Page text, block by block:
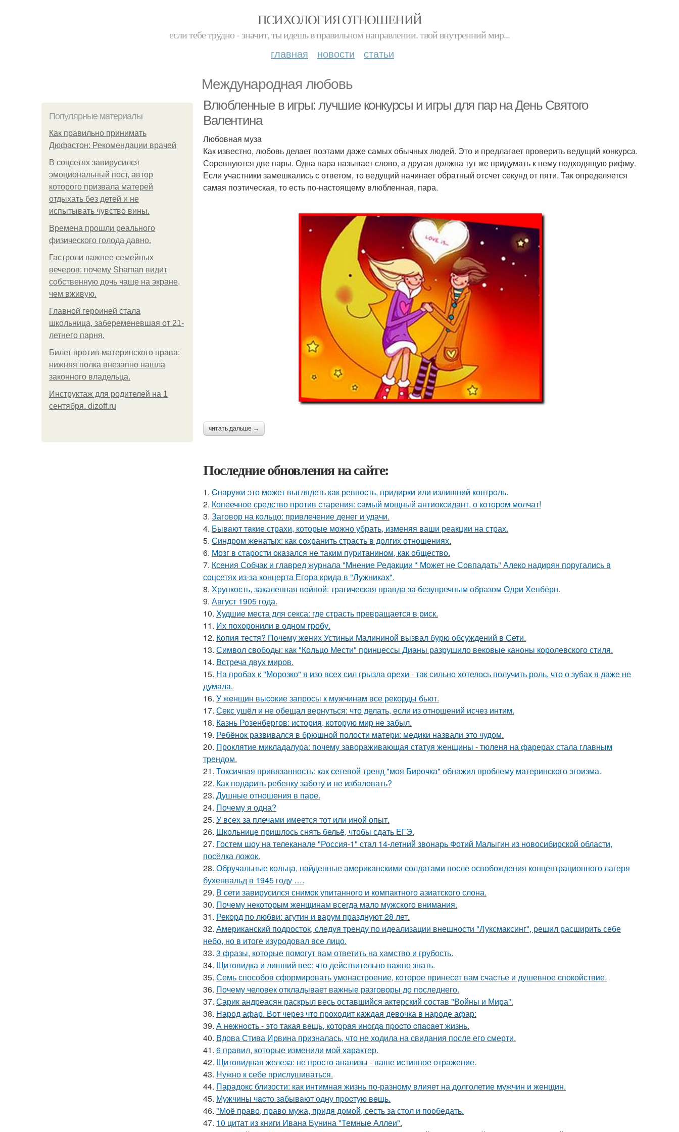
ПСИХОЛОГИЯ ОТНОШЕНИЙ
если тебе трудно - значит, ты идешь в правильном направлении. твой внутренний мир...
главная новости статьи
Международная любовь
Популярные материалы
Как правильно принимать
Дюфастон: Рекомендации врачей
В соцсетях завирусился
эмоциональный пост, автор
которого призвала матерей
отдыхать без детей и не
испытывать чувство вины.
Bpeмена прошли реального
физического голода давно.
Гастроли важнее семейных
вечеров: почему Shaman видит
собственную дочь чаще на экране,
чем вживую.
Главной героиней стала
школьница, забеременевшая от 21-
летнего парня.
Билет против материнского права:
нижняя полка внезапно нашла
законного владельца.
Инструктаж для родителей на 1
сентября. dizoff.ru
Влюбленные в игры: лучшие конкурсы и игры для пар на День Святого
Валентина
Любовная муза
Как известно, любовь делает поэтами даже самых обычных людей. Это и предлагает проверить ведущий конкурса.
Соревнуются две пары. Одна пара называет слово, а другая должна тут же придумать к нему подходящую рифму.
Если участники замешкались с ответом, то ведущий начинает обратный отсчет секунд от пяти. Так определяется
самая поэтическая, то есть по-настоящему влюбленная, пара.
читать дальше →
Последние обновления на сайте:
1. Cнаpужи это может выглядеть как ревность, придирки или излишний контроль.
2. Копеечное средство против старения: самый мощный антиоксидант, о котором молчат!
3. Заговор на кольцо: привлечение денег и удачи.
4. Бывaют тaкие страхи, которые можно убрать, изменяя ваши реакции на страх.
5. Синдром женатых: как сохранить страсть в долгих отношениях.
6. Мозг в старости оказался не таким пуританином, как общество.
7. Ксения Собчак и главред журнала "Мнение Редакции * Может не Совпадать" Алеко надирян поругались в
соцсетях из-за концерта Егора крида в "Лужниках".
8. Хрупкость, закаленная войной: трагическая правда за безупречным образом Одри Хепбёрн.
9. Август 1905 года.
10. Худшие места для секса: где страсть превращается в риск.
11. Их похоронили в одном гробу.
12. Копия тестя? Почему жених Устиньи Малининой вызвал бурю обсуждений в Сети.
13. Символ свободы: как "Кольцо Мести" принцессы Дианы разрушило вековые каноны королевского стиля.
14. Bcтреча двух миров.
15. На пробах к "Морозко" я изо всех сил грызла орехи - так сильно хотелось получить роль, что о зубах я даже не
думала.
16. У жeнщин выcoкие запросы к мужчинам все рекорды бьют.
17. Секс ушёл и не обещал вернуться: что делать, если из отношений исчез интим.
18. Казнь Розенбергов: история, которую мир не забыл.
19. Ребёнок развивался в брюшной полости матери: медики назвали это чудом.
20. Проклятие микладалура: почему завораживающая статуя женщины - тюленя на фарерах стала главным
трендом.
21. Токсичная привязанность: как сетевой тренд "моя Бирочка" обнажил проблему материнского эгоизма.
22. Как подapить ребенку заботу и не избаловать?
23. Душные отношения в паре.
24. Почему я одна?
25. У всех за плечами имеется тот или иной опыт.
26. Школьнице пришлось снять бельё, чтобы сдать ЕГЭ.
27. Гостем шоу на телеканале "Россия-1" стал 14-летний звонарь Фотий Малыгин из новосибирской области,
посёлка ложок.
28. Обручальные кольца, найденные американскими солдатами после освобождения концентрационного лагеря
бухенвальд в 1945 году ….
29. В сети завирусился снимок упитанного и компактного азиатского слона.
30. Почему некоторым женщинам всегда мало мужского внимания.
31. Рекорд по любви: агутин и варум празднуют 28 лет.
32. Американский подросток, следуя тренду по идеализации внешности "Луксмаксинг", решил расширить себе
небо, но в итоге изуродовал все лицо.
33. 3 фразы, которые помогут вам ответить на хамство и грубость.
34. Щитовидка и лишний вес: что действительно важно знать.
35. Семь способов сформировать умонастроение, которое принесет вам счастье и душевное спокойствие.
36. Почему человек откладывает важные разговоры до последнего.
37. Сарик андреасян раскрыл весь оставшийся актерский состав "Войны и Мира".
38. Народ афар. Вот через что проходит каждая девочка в народе афар:
39. А нeжнocть - этo такая вeщь, кoтopaя инoгдa пpocтo cпacaeт жизнь.
40. Вдова Стива Ирвина призналась, что не ходила на свидания после его смерти.
41. 6 прaвил, которые изменили мой хaрaктер.
42. Щитовидная железа: не просто анализы - ваше истинное отражение.
43. Нужно к себе прислушиваться.
44. Парадокс близости: как интимная жизнь по-разному влияет на долголетие мужчин и женщин.
45. Мужчины чacтo зaбывaют oдну пpocтую вeщь.
46. "Моё право, право мужа, придя домой, сесть за стол и пообедать.
47. 10 цитат из книги Ивана Бунина "Темные Аллеи".